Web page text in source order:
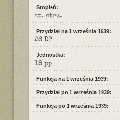
Stopień:
st. strz.
Przydział na 1 września 1939:
26 DP
Jednostka:
18 pp
Funkcja na 1 września 1939:
Przydział po 1 września 1939:
Funkcja po 1 września 1939: